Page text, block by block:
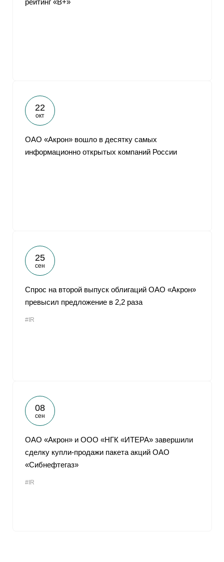
рейтинг «В+»
22
окт
ОАО «Акрон» вошло в десятку самых
информационно открытых компаний России
25
сен
Спрос на второй выпуск облигаций ОАО «Акрон»
превысил предложение в 2,2 раза
#IR
08
сен
ОАО «Акрон» и ООО «НГК «ИТЕРА» завершили
сделку купли-продажи пакета акций ОАО
«Сибнефтегаз»
#IR